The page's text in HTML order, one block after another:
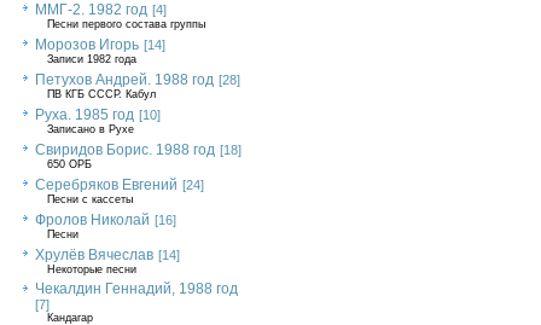
ММГ-2. 1982 год [4]
Песни первого состава группы
Морозов Игорь [14]
Записи 1982 года
Петухов Андрей. 1988 год [28]
ПВ КГБ СССР. Кабул
Руха. 1985 год [10]
Записано в Рухе
Свиридов Борис. 1988 год [18]
650 ОРБ
Серебряков Евгений [24]
Песни с кассеты
Фролов Николай [16]
Песни
Хрулёв Вячеслав [14]
Некоторые песни
Чекалдин Геннадий, 1988 год
[7]
Кандагар